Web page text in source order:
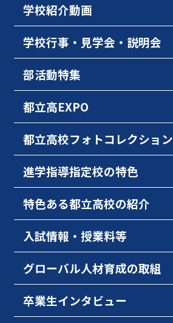
学校紹介動画
学校行事・見学会・説明会
部活動特集
都立高EXPO
都立高校フォトコレクション
進学指導指定校の特色
特色ある都立高校の紹介
入試情報・授業料等
グローバル人材育成の取組
卒業生インタビュー